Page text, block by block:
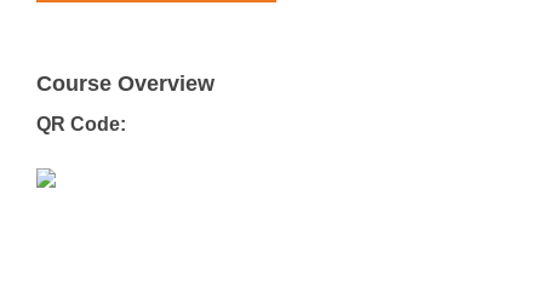
Course Overview
QR Code: